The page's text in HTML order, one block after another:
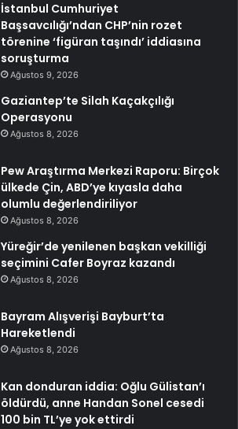
İstanbul Cumhuriyet
Başsavcılığı’ndan CHP’nin rozet
törenine ‘figüran taşındı’ iddiasına
soruşturma
Ağustos 9, 2026
Gaziantep’te Silah Kaçakçılığı
Operasyonu
Ağustos 8, 2026
Pew Araştırma Merkezi Raporu: Birçok
ülkede Çin, ABD’ye kıyasla daha
olumlu değerlendiriliyor
Ağustos 8, 2026
Yüreğir’de yenilenen başkan vekilliği
seçimini Cafer Boyraz kazandı
Ağustos 8, 2026
Bayram Alışverişi Bayburt’ta
Hareketlendi
Ağustos 8, 2026
Kan donduran iddia: Oğlu Gülistan’ı
öldürdü, anne Handan Sonel cesedi
100 bin TL’ye yok ettirdi